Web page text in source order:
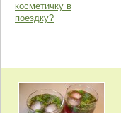
косметичку в
поездку?